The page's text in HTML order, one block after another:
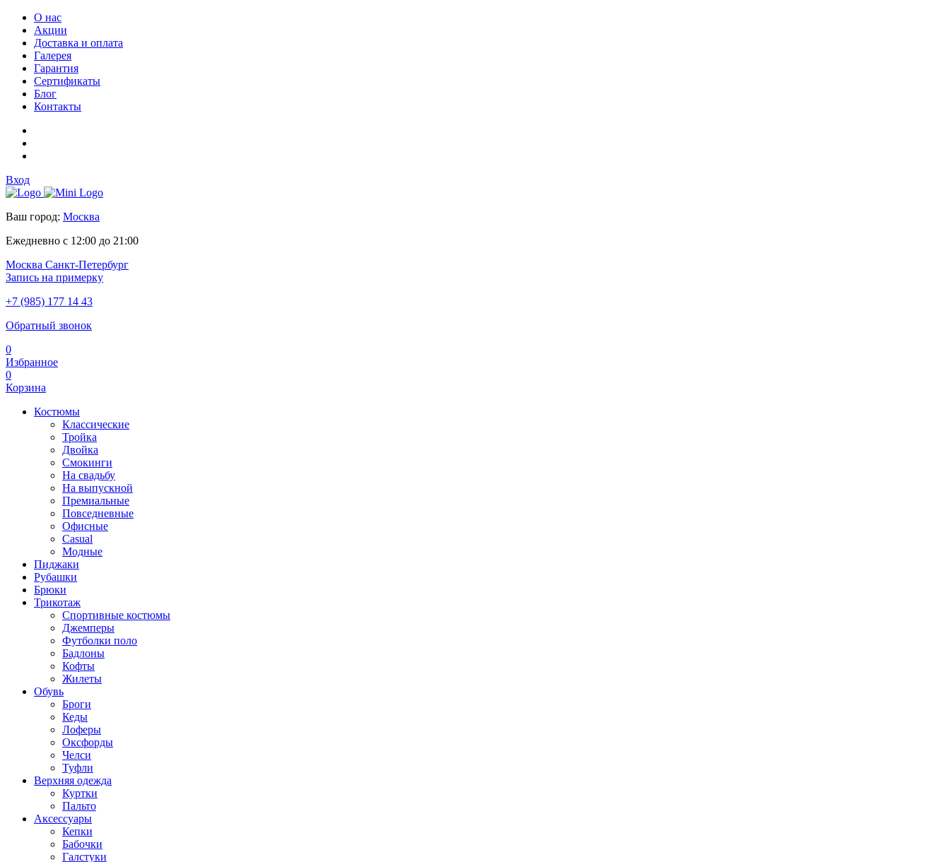
О нас
Акции
Доставка и оплата
Галерея
Гарантия
Сертификаты
Блог
Контакты
Вход
Ваш город: Москва
Ежедневно с 12:00 до 21:00
Москва Санкт-Петербург
Запись на примерку
+7 (985) 177 14 43
Обратный звонок
0
Избранное
0
Корзина
Костюмы
Классические
Тройка
Двойка
Смокинги
На свадьбу
На выпускной
Премиальные
Повседневные
Офисные
Casual
Модные
Пиджаки
Рубашки
Брюки
Трикотаж
Спортивные костюмы
Джемперы
Футболки поло
Бадлоны
Кофты
Жилеты
Обувь
Броги
Кеды
Лоферы
Оксфорды
Челси
Туфли
Верхняя одежда
Куртки
Пальто
Аксессуары
Кепки
Бабочки
Галстуки